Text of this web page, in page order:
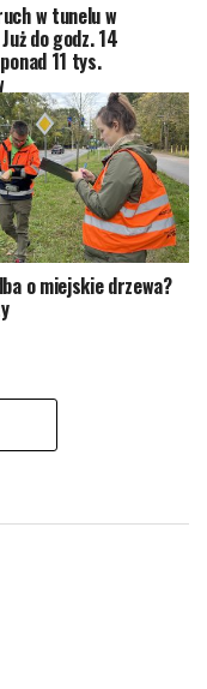
w tunelu w
do godz. 14
11 tys.
o miejskie drzewa?